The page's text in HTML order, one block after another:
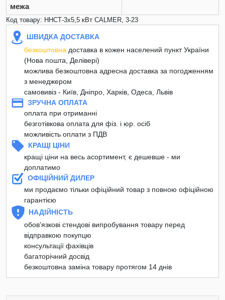
межа
Код товару: ННСТ-3х5,5 кВт CALMER, 3-23
ШВИДКА ДОСТАВКА
безкоштовна доставка в кожен населений пункт України
(Нова пошта, Делівері)
можлива безкоштовна адресна доставка за погодженням
з менеджером
самовивіз - Київ, Дніпро, Харків, Одеса, Львів
ЗРУЧНА ОПЛАТА
оплата при отриманні
безготівкова оплата для фіз. і юр. осіб
можливість оплати з ПДВ
КРАЩІ ЦІНИ
кращі ціни на весь асортимент, є дешевше - ми
доплатимо
ОФІЦІЙНИЙ ДИЛЕР
ми продаємо тільки офіційний товар з повною офіційною
гарантією
НАДІЙНІСТЬ
обов'язкові стендові випробування товару перед
відправкою покупцю
консультації фахівців
багаторічний досвід
безкоштовна заміна товару протягом 14 днів